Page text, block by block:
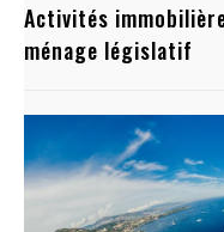
Activités
ménage législatif